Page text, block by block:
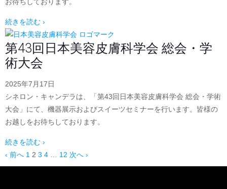
続きを読む ›
第43回日本美容皮膚科学会 総会・学
術大会
2025年7月17日
シネロン・キャンデラは、「第43回日本美容皮膚科学会 総会・学術
大会」にて、機器展示およびスイーツセミナーを行います。皆様の
お越しをお待ちしております。
続きを読む ›
‹ 前へ 1 2 3 4 12 次へ ›